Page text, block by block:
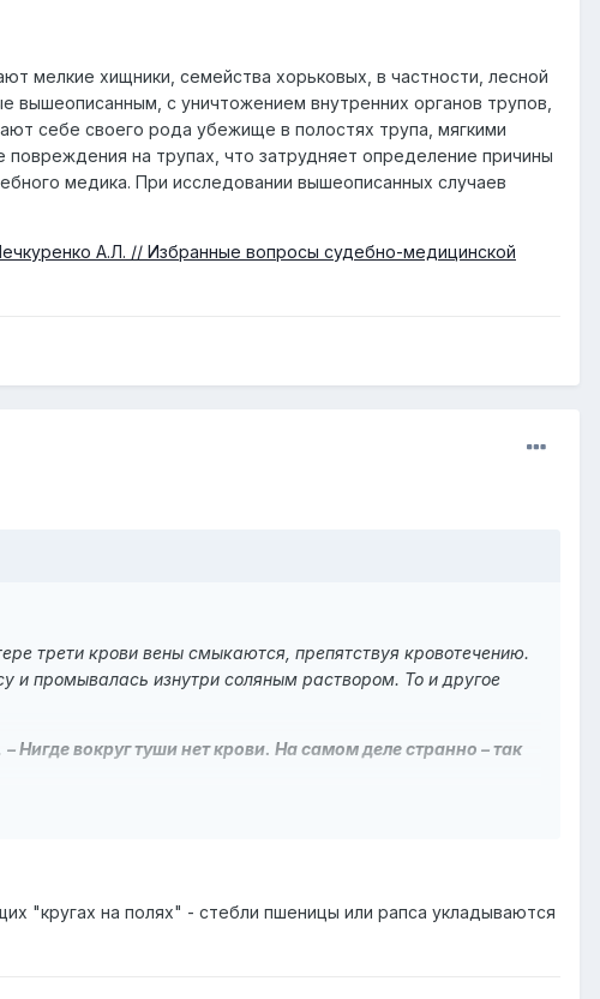
мелкие хищники, семейства хорьковых, в частности, лесной
вышеописанным, с уничтожением внутренних органов трупов,
себе своего рода убежище в полостях трупа, мягкими
на трупax, что затрудняет определение причины
медика. При исследовании вышеописанных случаев
А.Л. // Избранные вопросы судебно-медицинской
трети крови вены смыкаются, препятствуя кровотечению.
промывалась изнутри соляным раствором. То и другое
– Нигде вокруг туши нет крови. На самом деле странно – так
что
"кругах на полях" - стебли пшеницы или рапса укладываются